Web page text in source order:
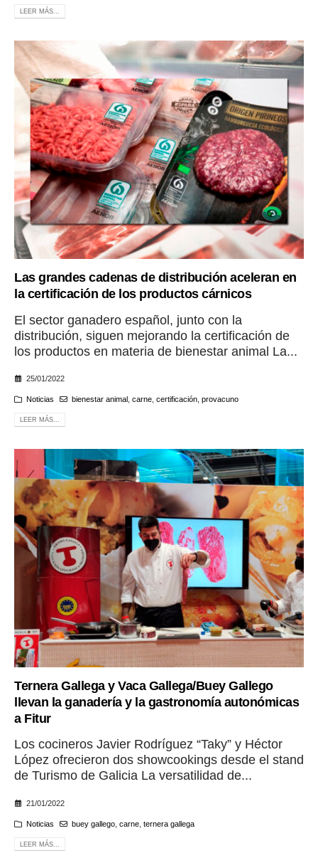
LEER MÁS...
Las grandes cadenas de distribución aceleran en
la certificación de los productos cárnicos
El sector ganadero español, junto con la
distribución, siguen mejorando la certificación de
los productos en materia de bienestar animal La...
25/01/2022
Noticias bienestar animal, carne, certificación, provacuno
LEER MÁS...
Ternera Gallega y Vaca Gallega/Buey Gallego
llevan la ganadería y la gastronomía autonómicas
a Fitur
Los cocineros Javier Rodríguez “Taky” y Héctor
López ofrecieron dos showcookings desde el stand
de Turismo de Galicia La versatilidad de...
21/01/2022
Noticias buey gallego, carne, ternera gallega
LEER MÁS...